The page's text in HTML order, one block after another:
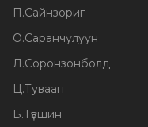
П .Сайнзориг
О.Саранчулуун
Л .Соронзонболд
Ц.Туваан
Б.Түвшин